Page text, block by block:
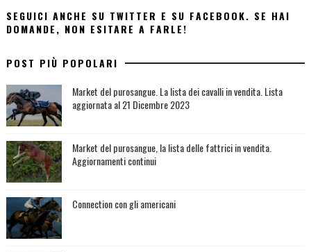
SEGUICI ANCHE SU TWITTER E SU FACEBOOK. SE HAI
DOMANDE, NON ESITARE A FARLE!
POST PIÙ POPOLARI
Market del purosangue. La lista dei cavalli in vendita. Lista
aggiornata al 21 Dicembre 2023
Market del purosangue, la lista delle fattrici in vendita.
Aggiornamenti continui
Connection con gli americani